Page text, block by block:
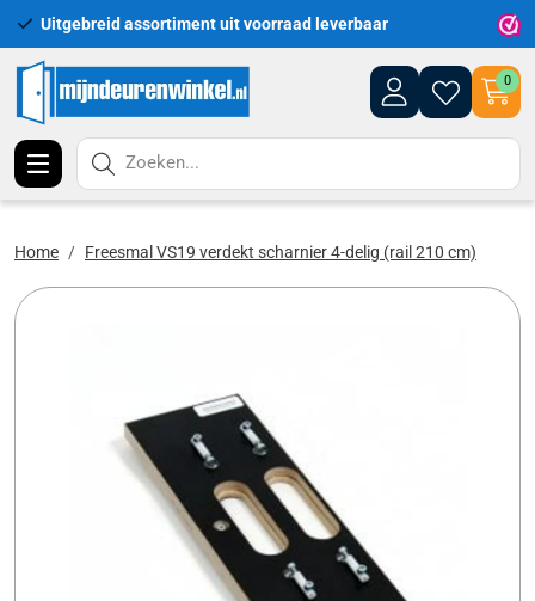
Uitgebreid assortiment uit voorraad leverbaar
0
Zoeken...
Home Freesmal VS19 verdekt scharnier 4-delig (rail 210 cm)